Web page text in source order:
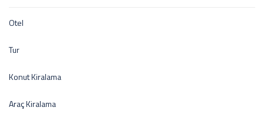
Otel
Tur
Konut Kiralama
Araç Kiralama